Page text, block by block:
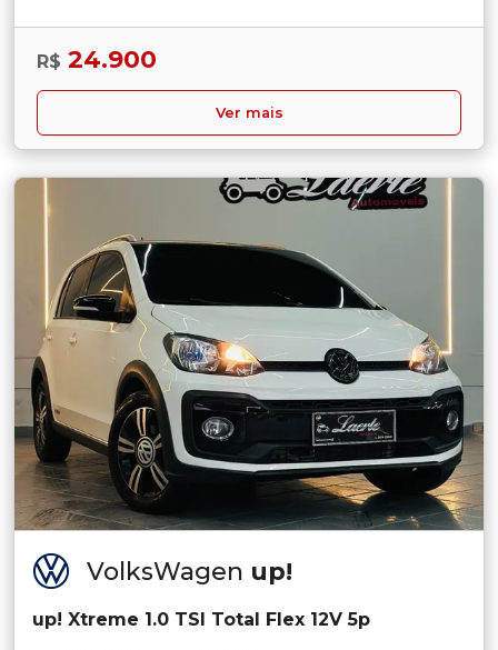
R$ 24.900
Ver mais
VolksWagen up!
up! Xtreme 1.0 TSI Total Flex 12V 5p